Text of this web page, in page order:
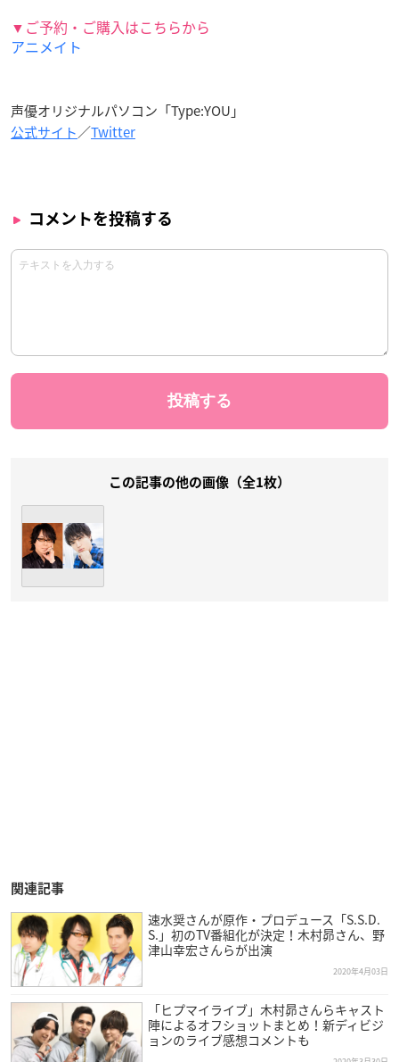
▼ご予約・ご購入はこちらから
アニメイト
声優オリジナルパソコン「Type:YOU」
公式サイト／Twitter
コメントを投稿する
この記事の他の画像（全1枚）
関連記事
速水奨さんが原作・プロデュース「S.S.D.
S.」初のTV番組化が決定！木村昴さん、野
津山幸宏さんらが出演
2020年4月03日
「ヒプマイライブ」木村昴さんらキャスト
陣によるオフショットまとめ！新ディビジ
ョンのライブ感想コメントも